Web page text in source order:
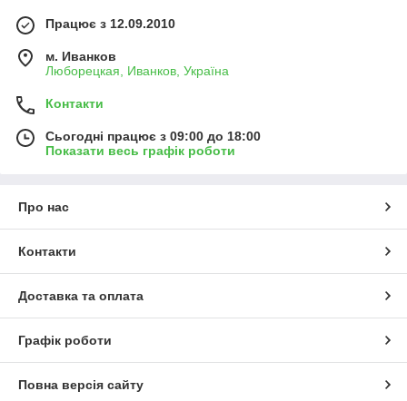
Працює з 12.09.2010
м. Иванков
Люборецкая, Иванков, Україна
Контакти
Сьогодні працює з 09:00 до 18:00
Показати весь графік роботи
Про нас
Контакти
Доставка та оплата
Графік роботи
Повна версія сайту